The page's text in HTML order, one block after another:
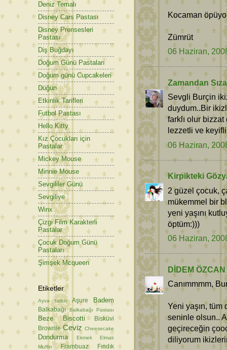
Kocaman
Zümrüt
06 Haziran,
Zamandan
Sevgli Burçin
duydum..Bir
farklı olur
lezzetli ve
06 Haziran,
Kirpikteki
2 güzel çocuk,
mükemmel bir
yeni yaşını
öptüm:)))
06 Haziran,
DİDEM ÖZCAN
Canımmmm,
Yeni yaşın,
seninle olsun..
geçireceğin
diliyorum
Deniz Temalı
Disney Cars Pastası
Disney Prensesleri
Pastası
Diş Buğdayı
Doğum Günü Pastaları
Doğum günü Cupcakeleri
Düğün
Etkinlik Tarifleri
Futbol Pastası
Hello Kitty
Kız Çocukları için
Pastalar
Mickey Mouse
Minnie Mouse
Sevgililer Günü
Sevgiliye
Winx
Çizgi Film Karakterli
Pastalar
Çocuk Doğum Günü
Pastaları
Şimşek Mcqueen
Etiketler
Ayva tatlısı Aşure Badem
Balkabağı Balkabağı Pastası
Beze Biscotti
Bisküvi
Brownie Ceviz Cheesecake
Dondurma Ekmek
Elmalı
Muffin
Frambuaz Fındık